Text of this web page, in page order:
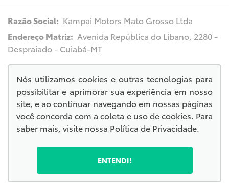
Razão Social: Kampai Motors Mato Grosso Ltda
Endereço Matriz: Avenida República do Líbano, 2280 -
Despraiado - Cuiabá-MT
© Copyright 2026
AutoForce - Todos os direitos reservados.
.
No trânsito, escolha a vida.
Nós utilizamos cookies e outras tecnologias para
possibilitar e aprimorar sua experiência em nosso
site, e ao continuar navegando em nossas páginas
você concorda com a coleta e uso de cookies. Para
saber mais, visite nossa Política de Privacidade.
ENTENDI!